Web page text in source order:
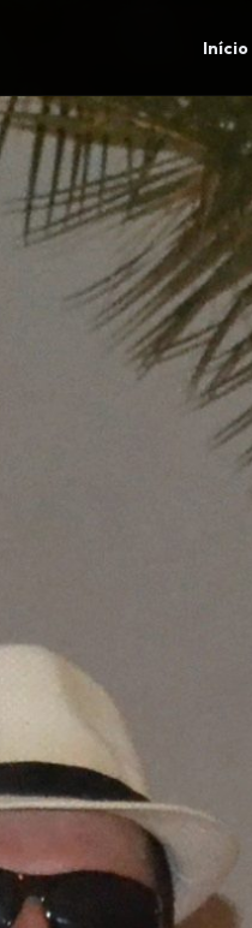
Início